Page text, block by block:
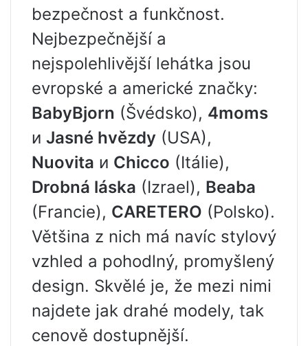
bezpečnost a funkčnost.
Nejbezpečnější a
nejspolehlivější lehátka jsou
evropské a americké značky:
BabyBjorn (Švédsko), 4moms
и Jasné hvězdy (USA),
Nuovita и Chicco (Itálie),
Drobná láska (Izrael), Beaba
(Francie), CARETERO (Polsko).
Většina z nich má navíc stylový
vzhled a pohodlný, promyšlený
design. Skvělé je, že mezi nimi
najdete jak drahé modely, tak
cenově dostupnější.